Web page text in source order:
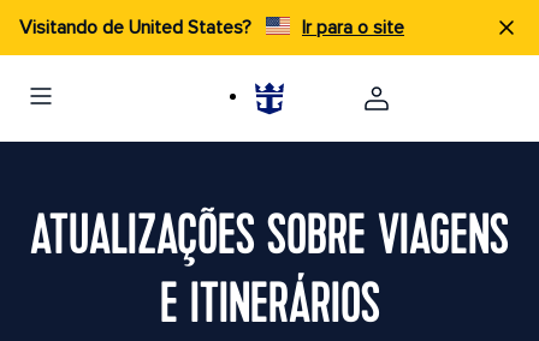
Visitando de United States? Ir para o site
ATUALIZAÇÕES SOBRE VIAGENS
E ITINERÁRIOS